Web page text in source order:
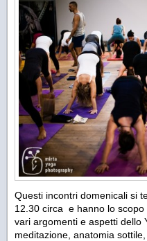
Questi incontri domenicali si
12.30 circa e hanno lo
vari argomenti e aspetti dello
meditazione, anatomia